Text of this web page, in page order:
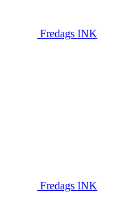
Fredags INK
Fredags INK